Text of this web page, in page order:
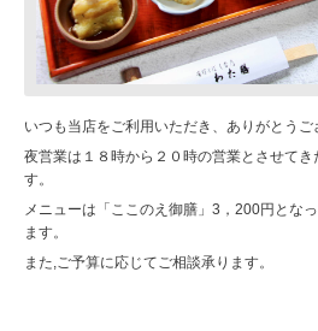
いつも当店をご利用いただき、ありがとうご
夜営業は１８時から２０時の営業とさせて
す。
メニューは「ここのえ御膳」3，200円とな
ます。
また,ご予算に応じてご相談承ります。